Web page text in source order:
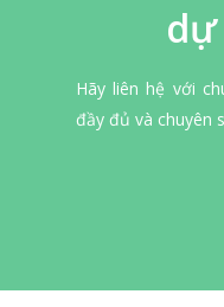
dự
Hãy liên hệ với
đầy đủ và chuyên